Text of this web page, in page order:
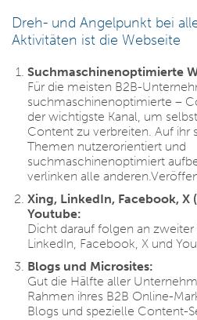
Dreh- und Angelpunkt bei
Aktivitäten ist die Webseite
Suchmaschinenoptimierte
Für die meisten B2B-
suchmaschinenoptimierte –
der wichtigste Kanal, um
Content zu verbreiten. Auf ihr
Themen nutzerorientiert und
suchmaschinenoptimiert
verlinken alle
Xing, LinkedIn, Facebook, X
Youtube:
Dicht darauf folgen an zweiter
LinkedIn, Facebook, X und
Blogs und Microsites:
Gut die Hälfte aller
Rahmen ihres B2B Online-
Blogs und spezielle Content-